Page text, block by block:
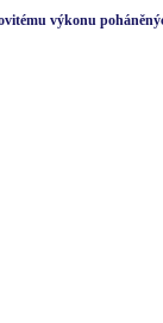
výkonu